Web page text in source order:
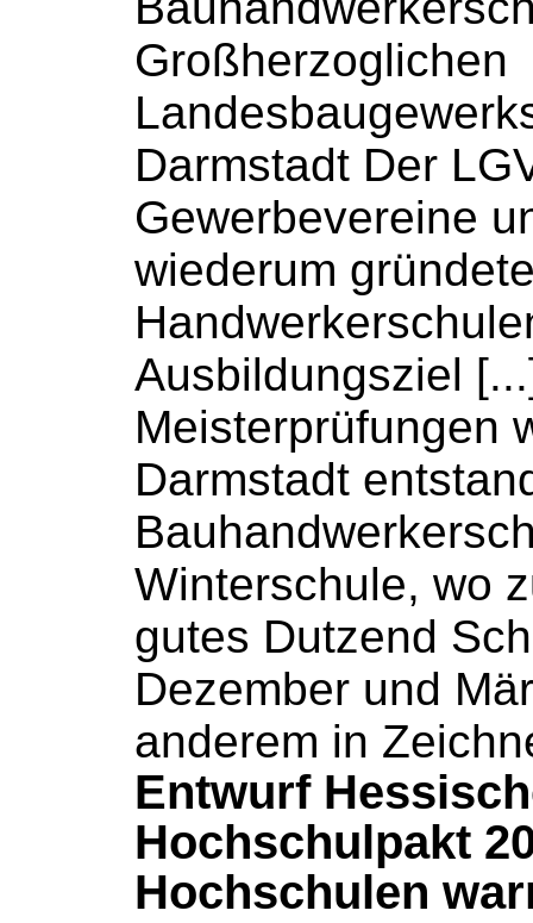
Großherzoglichen
Darmstadt Der
Gewerbevereine
wiederum
Ausbildungsziel
Meisterprüfungen
Darmstadt
Winterschule, wo
gutes Dutzend
Dezember und
anderem in
Entwurf
Hochschulpakt
Hochschulen